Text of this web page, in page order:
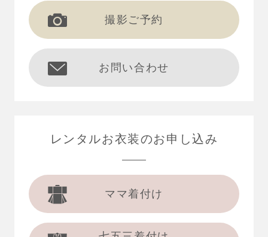
撮影ご予約
お問い合わせ
レンタルお衣装のお申し込み
ママ着付け